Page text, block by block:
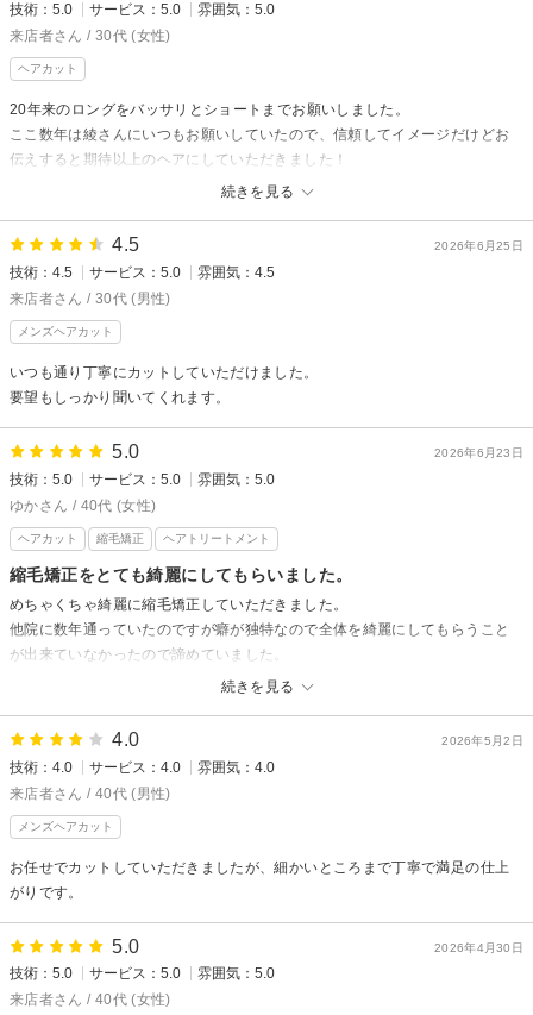
技術：5.0 サービス：5.0
雰囲気：5.0
来店者さん / 30代 (女性)
ヘアカット
続きを見る
20年来のロングをバッサリとショートまでお願いしました。
ここ数年は綾さんにいつもお願いしていたので、信頼してイメージだけどお
伝えすると期待以上のヘアにしていただきました！
夫からまた今まではロング一択だったけど、ショートも良い！！と絶賛して
2026年6月25日
4.5
技術：4.5 サービス：5.0
雰囲気：4.5
来店者さん / 30代 (男性)
メンズヘアカット
いつも通り丁寧にカットしていただけました。
要望もしっかり聞いてくれます。
2026年6月23日
5.0
技術：5.0 サービス：5.0
雰囲気：5.0
ゆかさん / 40代 (女性)
ヘアカット 縮毛矯正 ヘアトリートメント
縮毛矯正をとても綺麗にしてもらいました。
続きを見る
めちゃくちゃ綺麗に縮毛矯正していただきました。
他院に数年通っていたのですが癖が独特なので全体を綺麗にしてもらうこと
が出来ていなかったので諦めていました。
他の美容室を探している時に当院の口コミをみて初来院しました。
2026年5月2日
4.0
技術：4.0 サービス：4.0
雰囲気：4.0
来店者さん / 40代 (男性)
メンズヘアカット
お任せでカットしていただきましたが、細かいところまで丁寧で満足の仕上
がりです。
2026年4月30日
5.0
技術：5.0 サービス：5.0
雰囲気：5.0
来店者さん / 40代 (女性)